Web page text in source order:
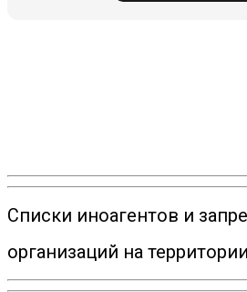
Списки иноагентов и
организаций на